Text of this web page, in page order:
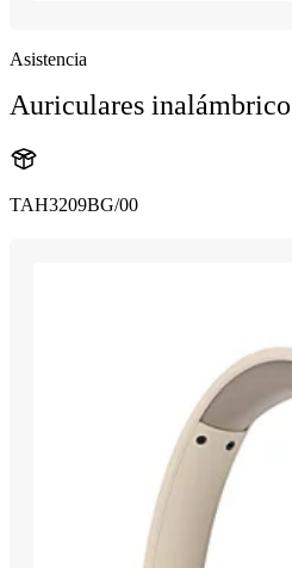
Asistencia
Auriculares
TAH3209BG/00